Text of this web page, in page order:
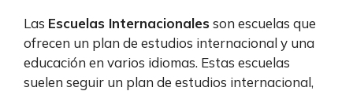
Las Escuelas Internacionales son escuelas que
ofrecen un plan de estudios internacional y una
educación en varios idiomas. Estas escuelas
suelen seguir un plan de estudios internacional,